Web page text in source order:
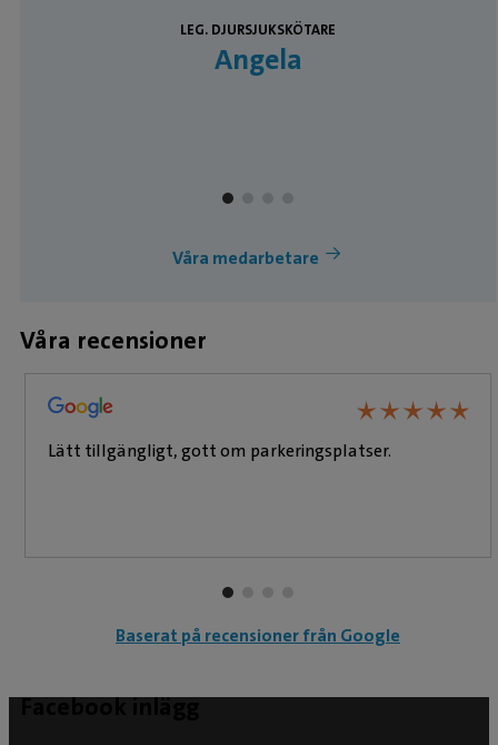
LEG. DJURSJUKSKÖTARE
Angela
Våra medarbetare
Våra recensioner
★★★★★
★★★★★
Lätt tillgängligt, gott om parkeringsplatser.
Baserat på recensioner från Google
Facebook inlägg